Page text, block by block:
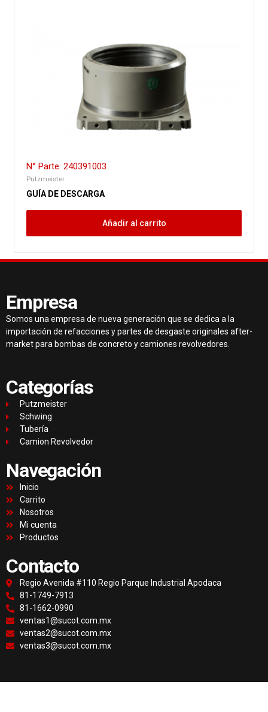
N° Parte: 240391003
Putzmeister
GUÍA DE DESCARGA
Añadir al carrito
Empresa
Somos una empresa de nueva generación que se dedica a la
importación de refacciones y partes de desgaste originales after-
market para bombas de concreto y camiones revolvedores.
Categorías
Putzmeister
Schwing
Tubería
Camion Revolvedor
Navegación
Inicio
Carrito
Nosotros
Mi cuenta
Productos
Contacto
Regio Avenida #110 Regio Parque Industrial Apodaca
81-1749-7913
81-1662-0990
ventas1@sucot.com.mx
ventas2@sucot.com.mx
ventas3@sucot.com.mx